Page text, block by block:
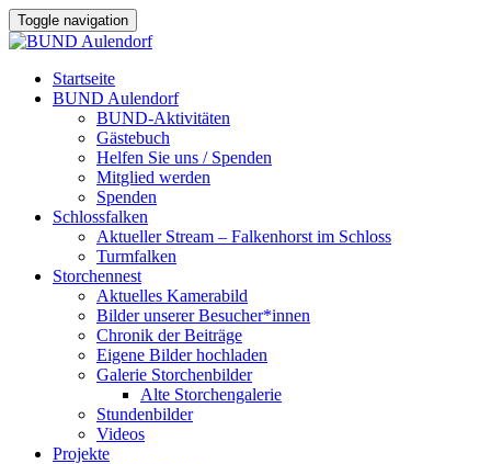
Toggle navigation
Startseite
BUND Aulendorf
BUND-Aktivitäten
Gästebuch
Helfen Sie uns / Spenden
Mitglied werden
Spenden
Schlossfalken
Aktueller Stream – Falkenhorst im Schloss
Turmfalken
Storchennest
Aktuelles Kamerabild
Bilder unserer Besucher*innen
Chronik der Beiträge
Eigene Bilder hochladen
Galerie Storchenbilder
Alte Storchengalerie
Stundenbilder
Videos
Projekte